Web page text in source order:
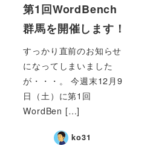
第1回WordBench
群馬を開催します！
すっかり直前のお知らせ
になってしまいました
が・・・。 今週末12月9
日（土）に第1回
WordBen […]
ko31